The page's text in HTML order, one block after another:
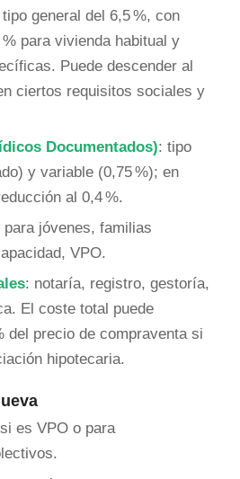
tipo general del 6,5 %, con
para vivienda habitual y
Puede descender al
ciertos requisitos sociales y
Documentados): tipo
y variable (0,75 %); en
al 0,4 %.
para jóvenes, familias
VPO.
: notaría, registro, gestoría,
El coste total puede
del precio de compraventa si
hipotecaria.
es VPO o para